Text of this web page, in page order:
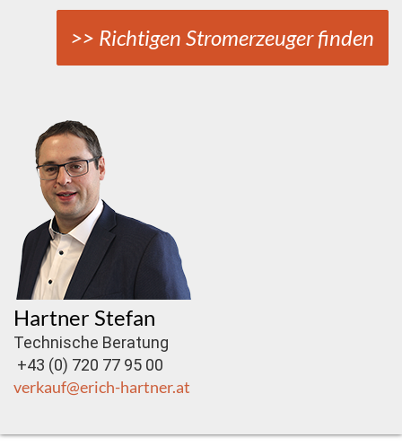
>> Richtigen Stromerzeuger finden
Hartner Stefan
Technische Beratung
+43 (0) 720 77 95 00
verkauf@erich-hartner.at